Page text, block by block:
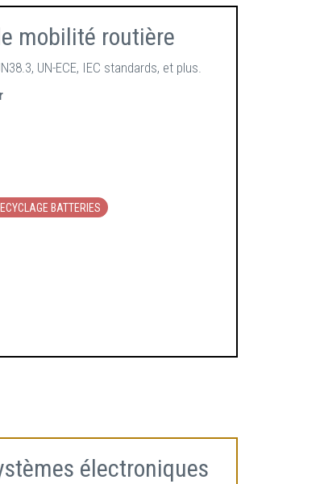
mobilité routière
UN-ECE, IEC standards, et plus.
BATTERIES
électroniques